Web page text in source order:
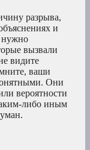
разрыва,
и
нужно
вызвали
видите
ваши
Они
вероятности
либо иным